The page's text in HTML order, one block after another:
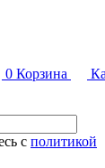
0 Корзина
с политикой